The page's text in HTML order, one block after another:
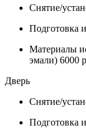
Снятие/
Подготовка
Материалы
эмали) 6000
Дверь
Снятие/
Подготовка